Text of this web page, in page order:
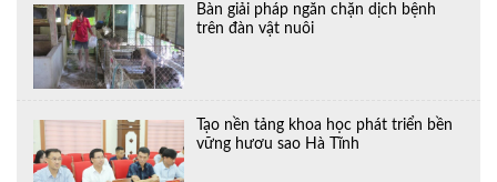
Bàn giải pháp ngăn chặn dịch bệnh
trên đàn vật nuôi
Tạo nền tảng khoa học phát triển bền
vững hươu sao Hà Tĩnh